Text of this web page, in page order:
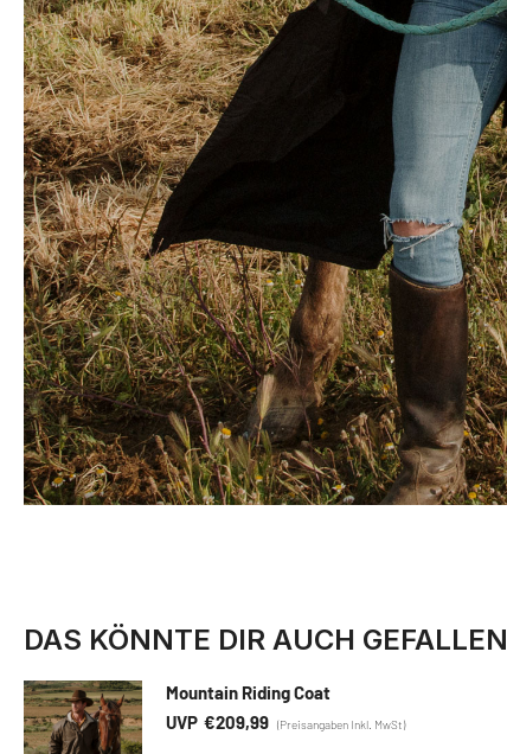
DAS KÖNNTE DIR AUCH GEFALLEN
Mountain Riding Coat
€209,99